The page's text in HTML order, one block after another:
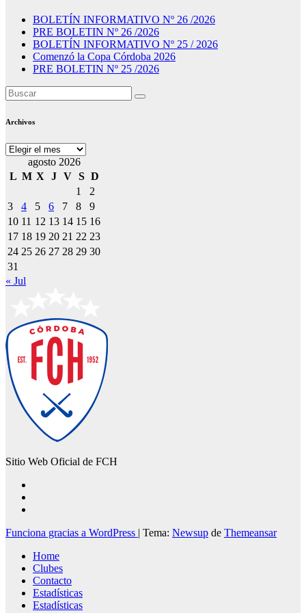
BOLETÍN INFORMATIVO Nº 26 /2026
PRE BOLETIN Nº 26 /2026
BOLETÍN INFORMATIVO Nº 25 / 2026
Comenzó la Copa Córdoba 2026
PRE BOLETIN Nº 25 /2026
Archivos
Archivos
agosto 2026
L M X J V S D
1
2
3
4 5 6 7 8
9
10 11 12 13 14 15 16
17 18 19 20 21 22 23
24 25 26 27 28 29 30
31
« Jul
Sitio Web Oficial de FCH
Funciona gracias a WordPress | Tema: Newsup de Themeansar
Home
Clubes
Contacto
Estadísticas
Estadísticas